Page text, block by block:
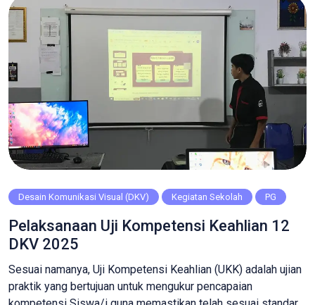
kepemudaan […]
Desain Komunikasi Visual (DKV) Kegiatan Sekolah PG
Pelaksanaan Uji Kompetensi Keahlian 12
DKV 2025
Sesuai namanya, Uji Kompetensi Keahlian (UKK) adalah ujian
praktik yang bertujuan untuk mengukur pencapaian